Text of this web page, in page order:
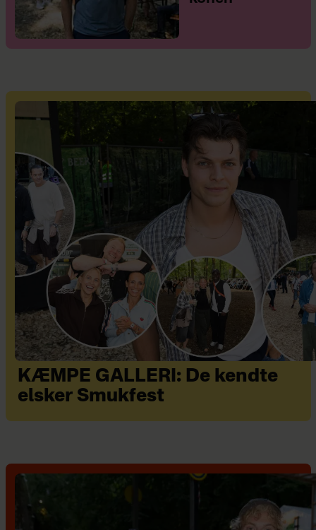
KÆMPE GALLERI: De kendte
elsker Smukfest